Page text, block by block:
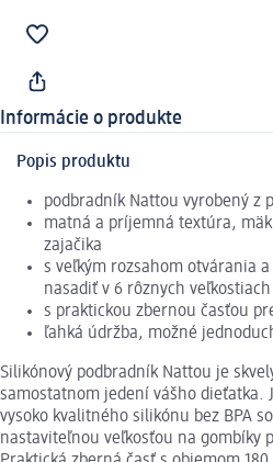
Informácie o produkte
Popis produktu
podbradník Nattou vyrobený z
matná a príjemná textúra,
zajačika
s veľkým rozsahom otvárania
nasadiť v 6 rôznych veľkostiach
s praktickou zbernou časťou
ľahká údržba, možné
Silikónový podbradník Nattou je
samostatnom jedení vášho dieťatka.
vysoko kvalitného silikónu bez BPA
nastaviteľnou veľkosťou na gombíky